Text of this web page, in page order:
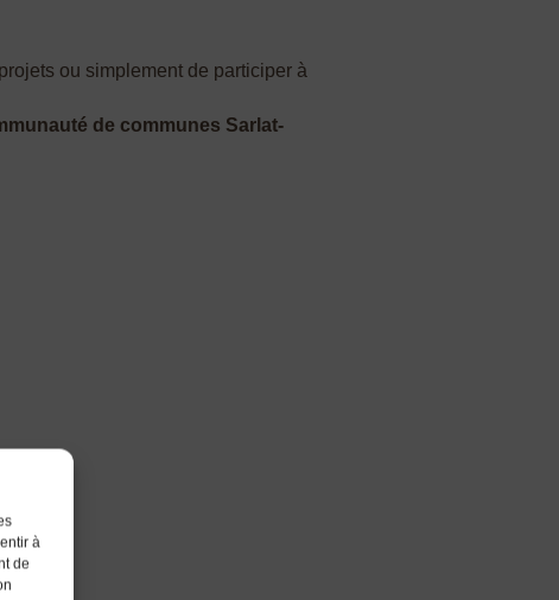
à
de
ou simplement de participer à
de communes Sarlat-